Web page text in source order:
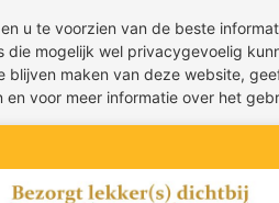
u te voorzien van de beste
mogelijk wel privacygevoelig
blijven maken van deze website,
voor meer informatie over het